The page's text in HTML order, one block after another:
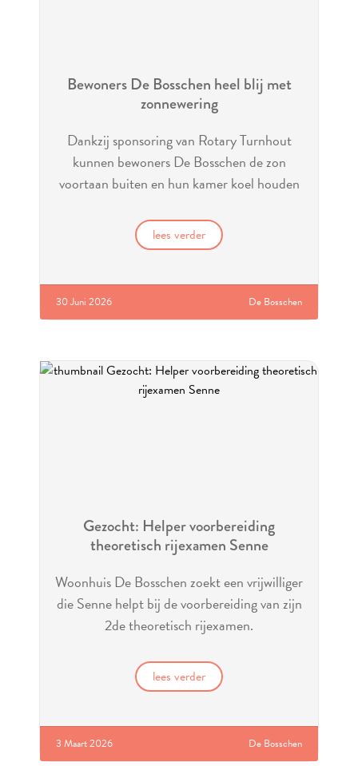
Bewoners De Bosschen heel blij met
zonnewering
Dankzij sponsoring van Rotary Turnhout
kunnen bewoners De Bosschen de zon
voortaan buiten en hun kamer koel houden
lees verder
30 Juni 2026 De Bosschen
Gezocht: Helper voorbereiding
theoretisch rijexamen Senne
Woonhuis De Bosschen zoekt een vrijwilliger
die Senne helpt bij de voorbereiding van zijn
2de theoretisch rijexamen.
lees verder
3 Maart 2026 De Bosschen